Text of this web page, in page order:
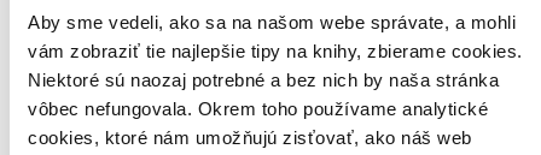
Aby sme vedeli, ako sa na našom webe správate, a mohli
vám zobraziť tie najlepšie tipy na knihy, zbierame cookies.
Niektoré sú naozaj potrebné a bez nich by naša stránka
vôbec nefungovala. Okrem toho používame analytické
cookies, ktoré nám umožňujú zisťovať, ako náš web
Tess M. Puffrová
Creekside. Po rozvodu to měl být můj nový začátek. Místo, kde se
usadím se svou dcerou, začnu učit na zdejší střední škole a s trochou
štěstí snad přijdu na to, co se stalo mé kamarádce, která tu žila. A